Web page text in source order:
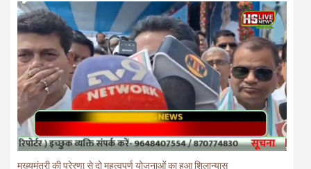
मुख्यमंत्री की प्रेरणा से दो महत्वपूर्ण योजनाओं का हुआ शिलान्यास